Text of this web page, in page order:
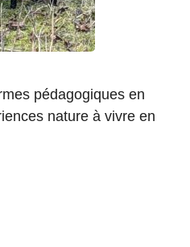
pédagogiques en
nature à vivre en